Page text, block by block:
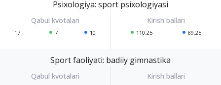
Psixologiya: sport psixologiyasi
17 7 10 110.25 89.25
Sport faoliyati: badiiy gimnastika